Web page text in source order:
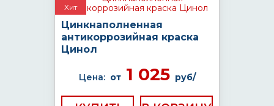
Хит
Цинкнаполненная
антикоррозийная краска
Цинол
Цена: от1 025 руб/